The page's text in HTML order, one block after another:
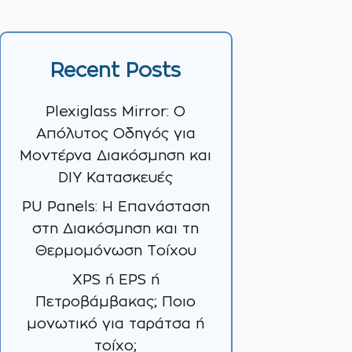
Recent Posts
Plexiglass Mirror: Ο
Απόλυτος Οδηγός για
Μοντέρνα Διακόσμηση και
DIY Κατασκευές
PU Panels: Η Επανάσταση
στη Διακόσμηση και τη
Θερμομόνωση Τοίχου
XPS ή EPS ή
Πετροβάμβακας; Ποιο
μονωτικό για ταράτσα ή
τοίχο;